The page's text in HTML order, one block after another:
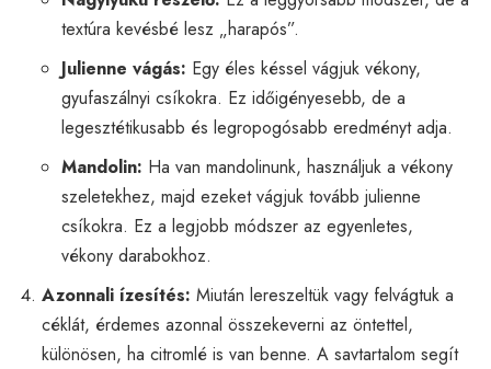
textúra kevésbé lesz „harapós”.
Julienne vágás: Egy éles késsel vágjuk vékony,
gyufaszálnyi csíkokra. Ez időigényesebb, de a
legesztétikusabb és legropogósabb eredményt adja.
Mandolin: Ha van mandolinunk, használjuk a vékony
szeletekhez, majd ezeket vágjuk tovább julienne
csíkokra. Ez a legjobb módszer az egyenletes,
vékony darabokhoz.
Azonnali ízesítés: Miután lereszeltük vagy felvágtuk a
céklát, érdemes azonnal összekeverni az öntettel,
különösen, ha citromlé is van benne. A savtartalom segít